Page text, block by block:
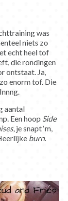
was
niets zo
echt heel tof
die rondingen
ontstaat. Ja,
enorm tof. Die
aantal
Een hoop Side
, je snapt ‘m,
burn.